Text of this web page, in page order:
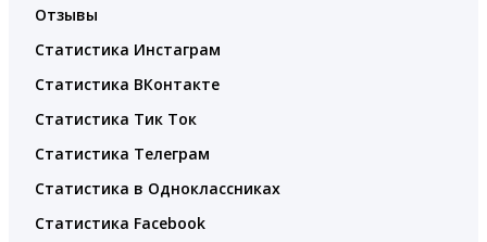
Отзывы
Статистика Инстаграм
Статистика ВКонтакте
Статистика Тик Ток
Статистика Телеграм
Статистика в Одноклассниках
Статистика Facebook